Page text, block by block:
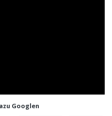
Googlen